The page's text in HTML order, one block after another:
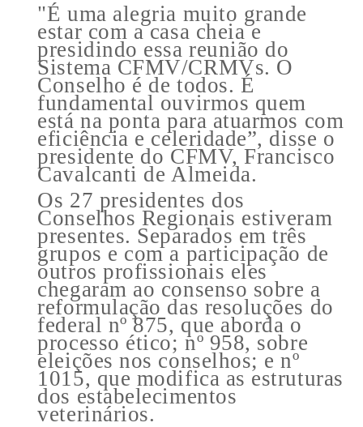
"É uma alegria muito grande
estar com a casa cheia e
presidindo essa reunião do
Sistema CFMV/CRMVs. O
Conselho é de todos. É
fundamental ouvirmos quem
está na ponta para atuarmos com
eficiência e celeridade”, disse o
presidente do CFMV, Francisco
Cavalcanti de Almeida.
Os 27 presidentes dos
Conselhos Regionais estiveram
presentes. Separados em três
grupos e com a participação de
outros profissionais eles
chegaram ao consenso sobre a
reformulação das resoluções do
federal nº 875, que aborda o
processo ético; nº 958, sobre
eleições nos conselhos; e nº
1015, que modifica as estruturas
dos estabelecimentos
veterinários.